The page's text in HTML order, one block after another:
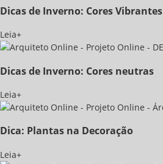
Dicas de Inverno: Cores Vibrantes
Leia+
Dicas de Inverno: Cores neutras
Leia+
Dica: Plantas na Decoração
Leia+